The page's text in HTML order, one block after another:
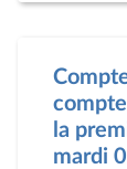
la
mardi